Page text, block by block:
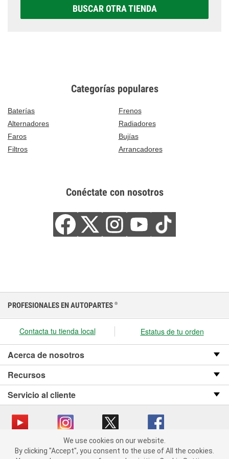
BUSCAR OTRA TIENDA
Categorías populares
Baterías
Frenos
Alternadores
Radiadores
Faros
Bujías
Filtros
Arrancadores
Conéctate con nosotros
We use cookies on our website. By clicking "Accept", you consent
to the use of All the cookies.
PROFESIONALES EN AUTOPARTES ®
Contacta tu tienda local Estatus de tu orden
Acerca de nosotros
Recursos
Servicio al cliente
Copyright © 2008-2026 O’Reilly Auto Parts v OST_3.2.0.0.729 (3) cv1361
We use cookies on our website.
By clicking "Accept", you consent to the use of All the cookies.